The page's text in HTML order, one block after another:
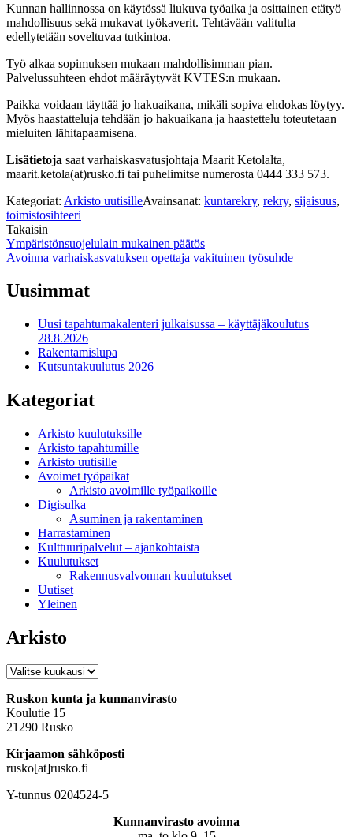
Kunnan hallinnossa on käytössä liukuva työaika ja osittainen etätyö
mahdollisuus sekä mukavat työkaverit. Tehtävään valitulta
edellytetään soveltuvaa tutkintoa.
Työ alkaa sopimuksen mukaan mahdollisimman pian.
Palvelussuhteen ehdot määräytyvät KVTES:n mukaan.
Paikka voidaan täyttää jo hakuaikana, mikäli sopiva ehdokas löytyy.
Myös haastatteluja tehdään jo hakuaikana ja haastettelu toteutetaan
mieluiten lähitapaamisena.
Lisätietoja saat varhaiskasvatusjohtaja Maarit Ketolalta,
maarit.ketola(at)rusko.fi tai puhelimitse numerosta 0444 333 573.
Kategoriat: Arkisto uutisilleAvainsanat: kuntarekry, rekry, sijaisuus,
toimistosihteeri
Takaisin
Artikkelien
selaus
Ympäristönsuojelulain mukainen päätös
Avoinna varhaiskasvatuksen opettaja vakituinen työsuhde
Uusimmat
Uusi tapahtumakalenteri julkaisussa – käyttäjäkoulutus
28.8.2026
Rakentamislupa
Kutsuntakuulutus 2026
Kategoriat
Arkisto kuulutuksille
Arkisto tapahtumille
Arkisto uutisille
Avoimet työpaikat
Arkisto avoimille työpaikoille
Digisulka
Asuminen ja rakentaminen
Harrastaminen
Kulttuuripalvelut – ajankohtaista
Kuulutukset
Rakennusvalvonnan kuulutukset
Uutiset
Yleinen
Arkisto
Arkisto
Ruskon kunta ja kunnanvirasto
Koulutie 15
21290 Rusko
Kirjaamon sähköposti
rusko[at]rusko.fi
Y-tunnus 0204524-5
Kunnanvirasto avoinna